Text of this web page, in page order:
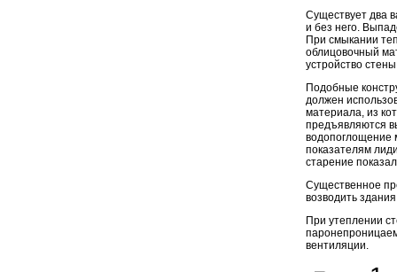
Существует два
и без него.
При смыкании
облицовочный
устройство
Подобные
должен
материала, из
предъявляются
водопоглощение
показателям
старение
Существенное
возводить
При утеплении
вентиляции.